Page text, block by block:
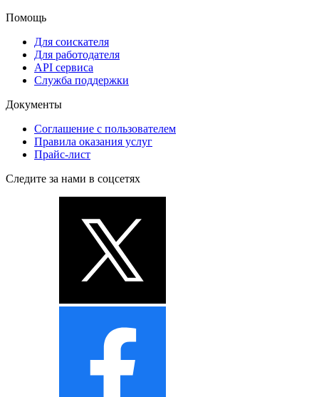
Помощь
Для соискателя
Для работодателя
API сервиса
Служба поддержки
Документы
Соглашение с пользователем
Правила оказания услуг
Прайс-лист
Следите за нами в соцсетях